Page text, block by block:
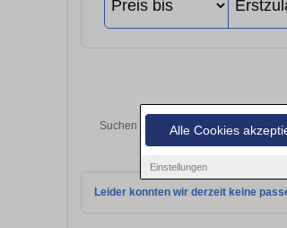
Alle Cookies
Einstellungen
Suchen Sie in Kaiserslautern einen
Leider konnten wir derzeit keine